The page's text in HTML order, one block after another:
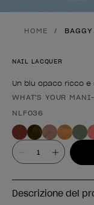
HOME
NAIL LACQUER
Un blu opaco ricco e
Forma del
WHAT'S YOUR
NLF036
Valore
Descrizione del